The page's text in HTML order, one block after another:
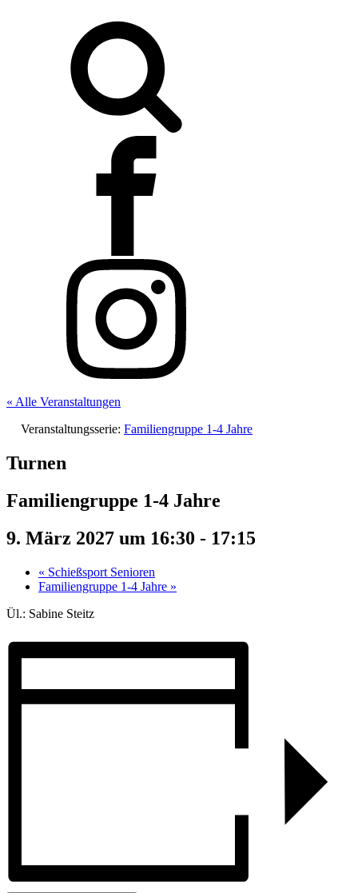
« Alle Veranstaltungen
Veranstaltungsserie: Familiengruppe 1-4 Jahre
Turnen
Familiengruppe 1-4 Jahre
9. März 2027 um 16:30 - 17:15
« Schießsport Senioren
Familiengruppe 1-4 Jahre »
Ül.: Sabine Steitz